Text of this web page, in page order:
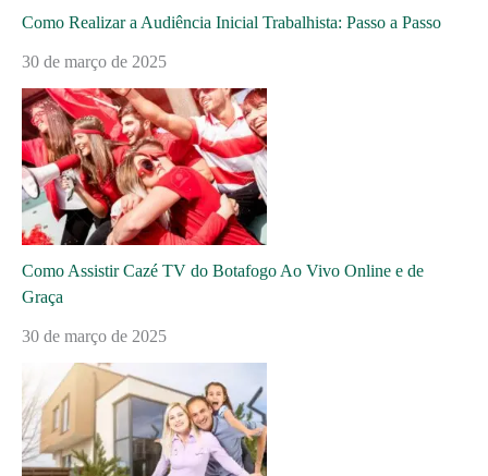
Como Realizar a Audiência Inicial Trabalhista: Passo a Passo
30 de março de 2025
Como Assistir Cazé TV do Botafogo Ao Vivo Online e de
Graça
30 de março de 2025